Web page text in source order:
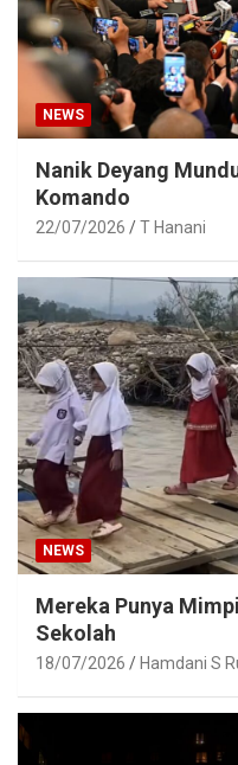
NEWS
Nanik Deyang
Komando
22/07/2026 T Hanani
NEWS
Mereka Punya
Sekolah
18/07/2026 Hamdani S